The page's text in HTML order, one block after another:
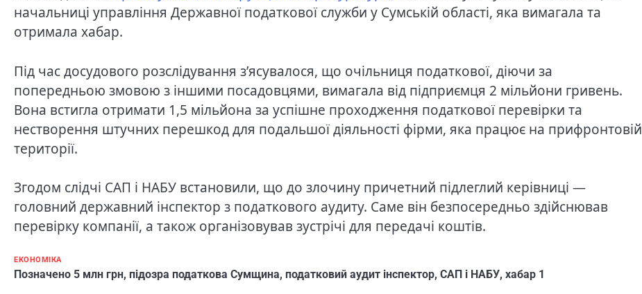
начальниці управління Державної податкової служби у Сумській області, яка вимагала та
отримала хабар.
Під час досудового розслідування з’ясувалося, що очільниця податкової, діючи за
попередньою змовою з іншими посадовцями, вимагала від підприємця 2 мільйони гривень.
Вона встигла отримати 1,5 мільйона за успішне проходження податкової перевірки та
нестворення штучних перешкод для подальшої діяльності фірми, яка працює на прифронтовій
території.
Згодом слідчі САП і НАБУ встановили, що до злочину причетний підлеглий керівниці —
головний державний інспектор з податкового аудиту. Саме він безпосередньо здійснював
перевірку компанії, а також організовував зустрічі для передачі коштів.
ЕКОНОМІКА
Позначено 5 млн грн, підозра податкова Сумщина, податковий аудит інспектор, САП і НАБУ, хабар 1